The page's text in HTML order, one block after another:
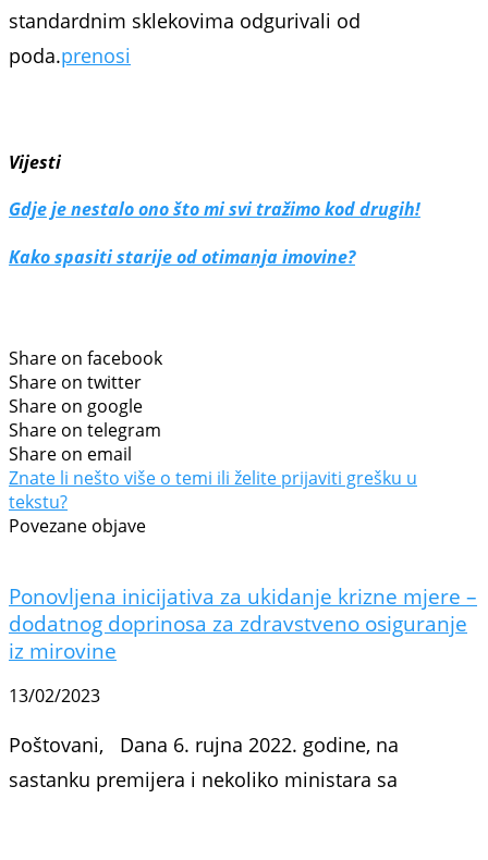
standardnim sklekovima odgurivali od
poda.prenosi
Vijesti
Gdje je nestalo ono što mi svi tražimo kod drugih!
Kako spasiti starije od otimanja imovine?
Share on facebook
Share on twitter
Share on google
Share on telegram
Share on email
Znate li nešto više o temi ili želite prijaviti grešku u
tekstu?
Povezane objave
Ponovljena inicijativa za ukidanje krizne mjere –
dodatnog doprinosa za zdravstveno osiguranje
iz mirovine
13/02/2023
Poštovani, Dana 6. rujna 2022. godine, na
sastanku premijera i nekoliko ministara sa